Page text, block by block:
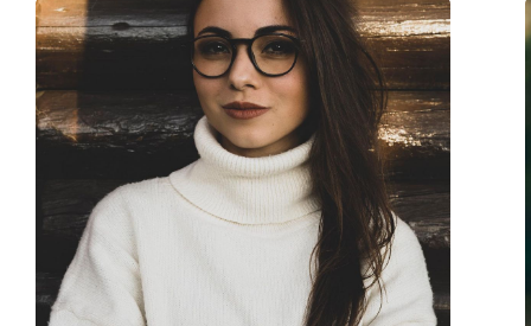
Код: Glitch 3.0